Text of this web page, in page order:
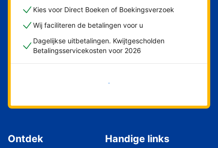
Kies voor Direct Boeken of Boekingsverzoek
Wij faciliteren de betalingen voor u
Dagelijkse uitbetalingen. Kwijtgescholden
Betalingsservicekosten voor 2026
Nu meteen beginnen
Ontdek Handige links